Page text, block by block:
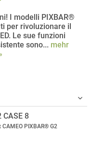
I modelli PIXBAR®
per rivoluzionare il
Le sue funzioni
sono... mehr
CASE 8
CAMEO PIXBAR® G2